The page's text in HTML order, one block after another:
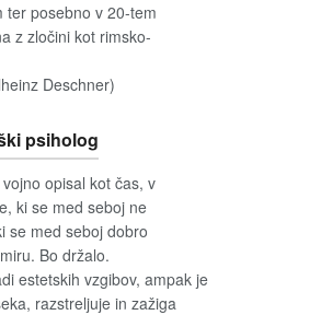
ter posebno v 20-tem
z zločini kot rimsko-
Deschner)
psiholog
opisal kot čas, v
ki se med seboj ne
se med seboj dobro
Bo držalo.
estetskih vzgibov, ampak je
razstreljuje in zažiga